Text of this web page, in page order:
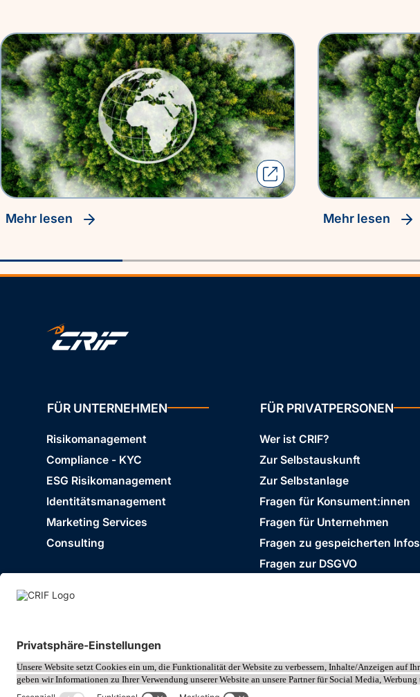
Mehr lesen Mehr lesen
FÜR UNTERNEHMEN
Risikomanagement
Compliance - KYC
ESG Risikomanagement
Identitätsmanagement
Marketing Services
Consulting
FÜR PRIVATPERSONEN
Wer ist CRIF?
Zur Selbstauskunft
Zur Selbstanlage
Fragen für Konsument:innen
Fragen für Unternehmen
Fragen zu gespeicherten Infos
Fragen zur DSGVO
© 2026 CRIF GmbH AT | Copyright